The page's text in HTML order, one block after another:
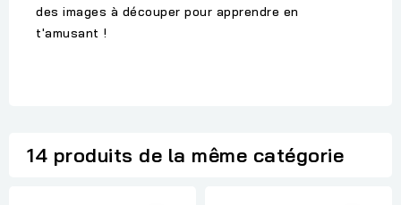
des images à découper pour apprendre en
t'amusant !
14 produits de la même catégorie